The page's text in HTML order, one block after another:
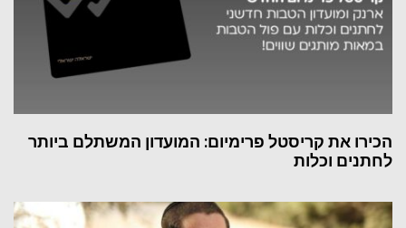
הכירו את קריסטל פרימיום: המועדון המשתלם ביותר
לחתנים וכלות